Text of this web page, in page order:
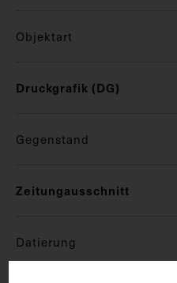
Objektart
Druckgrafik (DG)
Gegenstand
Zeitungausschnitt
Datierung